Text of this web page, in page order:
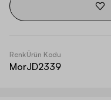
Renk
Mor
Ürün Kodu
JD2339